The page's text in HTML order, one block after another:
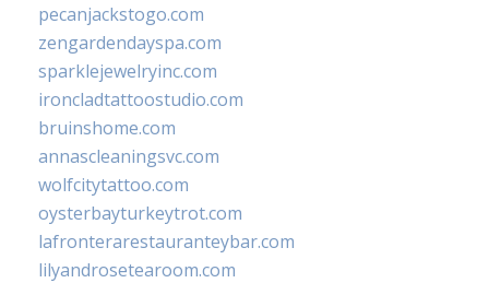
pecanjackstogo.com
zengardendayspa.com
sparklejewelryinc.com
ironcladtattoostudio.com
bruinshome.com
annascleaningsvc.com
wolfcitytattoo.com
oysterbayturkeytrot.com
lafronterarestauranteybar.com
lilyandrosetearoom.com